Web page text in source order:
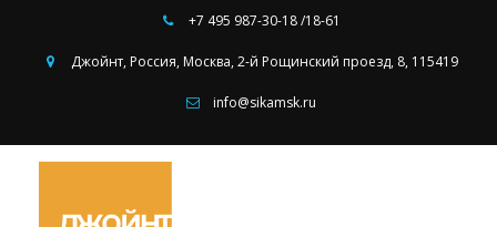
+7 495 987-30-18 /18-61
Джойнт, Россия, Москва,2-й Рощинский проезд, 8, 115419
info@sikamsk.ru